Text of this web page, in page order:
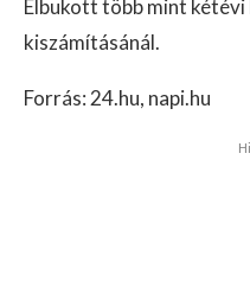
Elbukott több mint
kiszámításánál.
Forrás: 24.hu, napi.hu